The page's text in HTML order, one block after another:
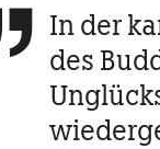
In der
des